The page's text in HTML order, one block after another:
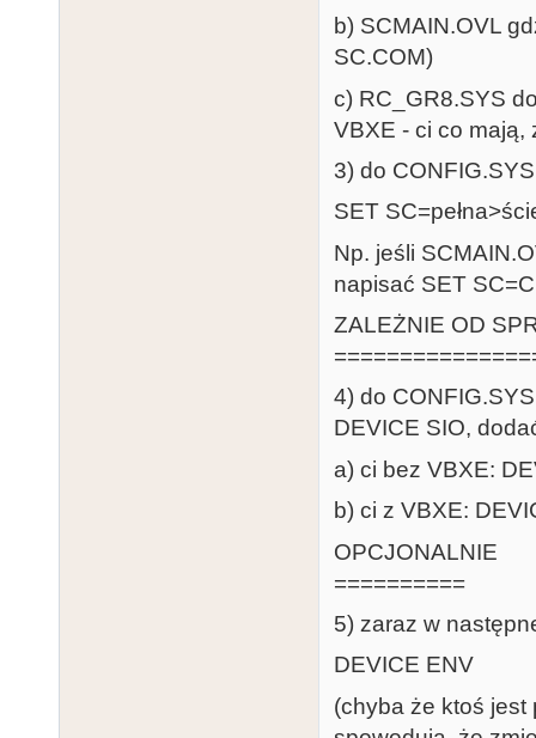
b) SCMAIN.OVL
SC.COM)
c) RC_GR8.SYS
VBXE - ci co mają,
3) do
SET
Np. jeśli
napisać SET
ZALEŻNIE OD
4) do
DEVICE SIO,
a) ci bez VBXE:
b) ci z VBXE:
OPCJONALNIE
==========
5) zaraz w
DEVICE ENV
(chyba że ktoś